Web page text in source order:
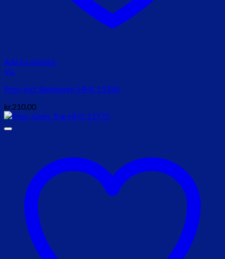
Add to wishlist
Vis
Pren, incl. Slettepren, HMI. 11940
kr.210,00